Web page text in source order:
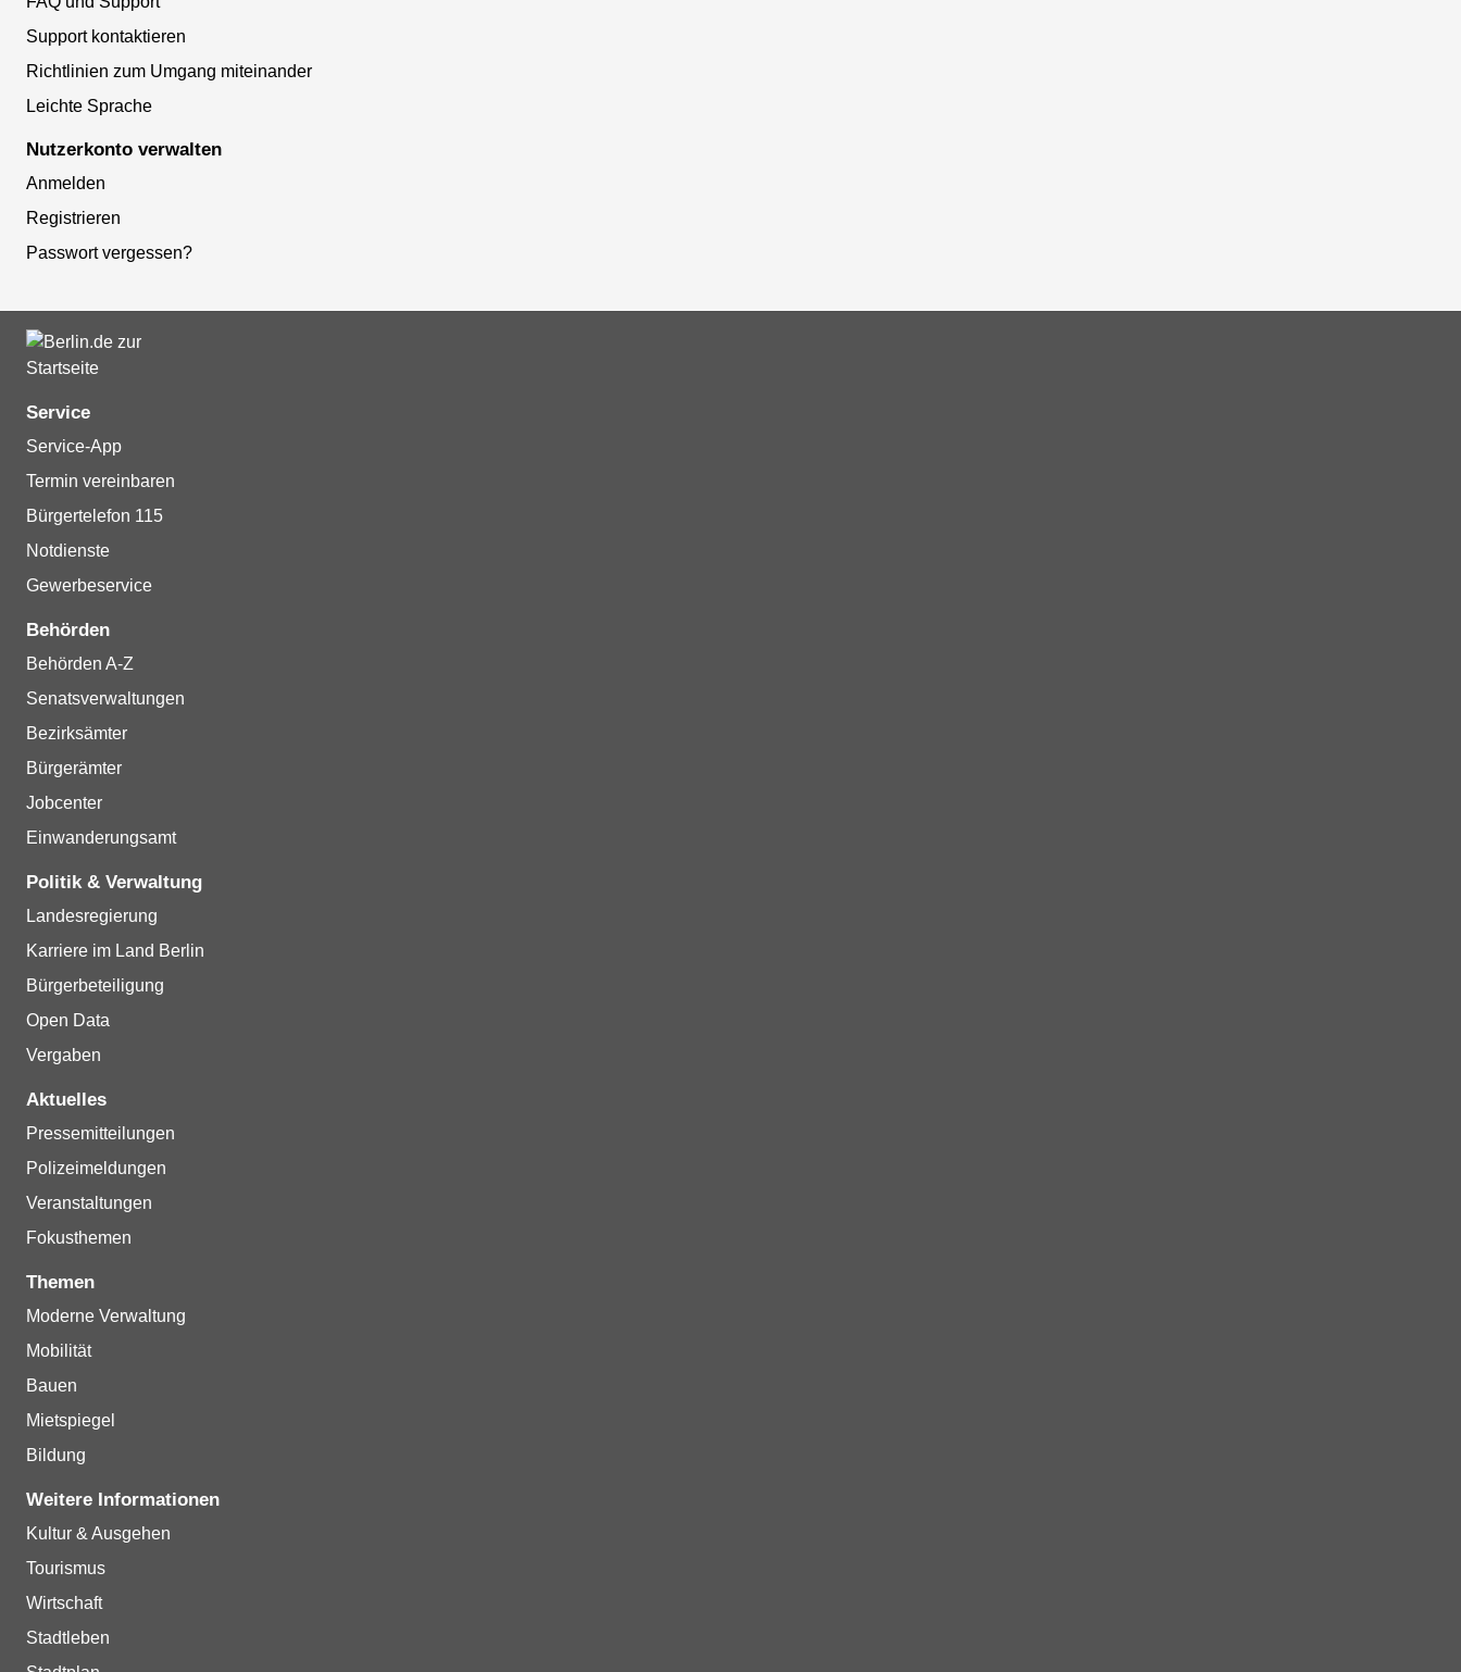
Support kontaktieren
Richtlinien zum Umgang miteinander
Leichte Sprache
Nutzerkonto verwalten
Anmelden
Registrieren
Passwort vergessen?
Service
Service-App
Termin vereinbaren
Bürgertelefon 115
Notdienste
Gewerbeservice
Behörden
Behörden A-Z
Senatsverwaltungen
Bezirksämter
Bürgerämter
Jobcenter
Einwanderungsamt
Politik & Verwaltung
Landesregierung
Karriere im Land Berlin
Bürgerbeteiligung
Open Data
Vergaben
Aktuelles
Pressemitteilungen
Polizeimeldungen
Veranstaltungen
Fokusthemen
Themen
Moderne Verwaltung
Mobilität
Bauen
Mietspiegel
Bildung
Weitere Informationen
Kultur & Ausgehen
Tourismus
Wirtschaft
Stadtleben